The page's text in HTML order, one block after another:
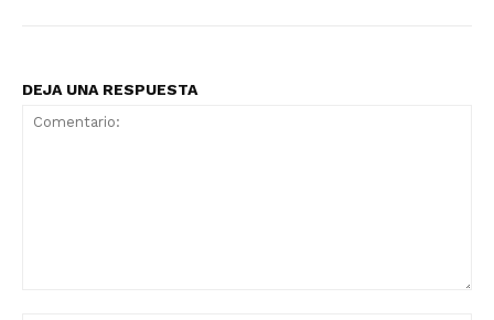
DEJA UNA RESPUESTA